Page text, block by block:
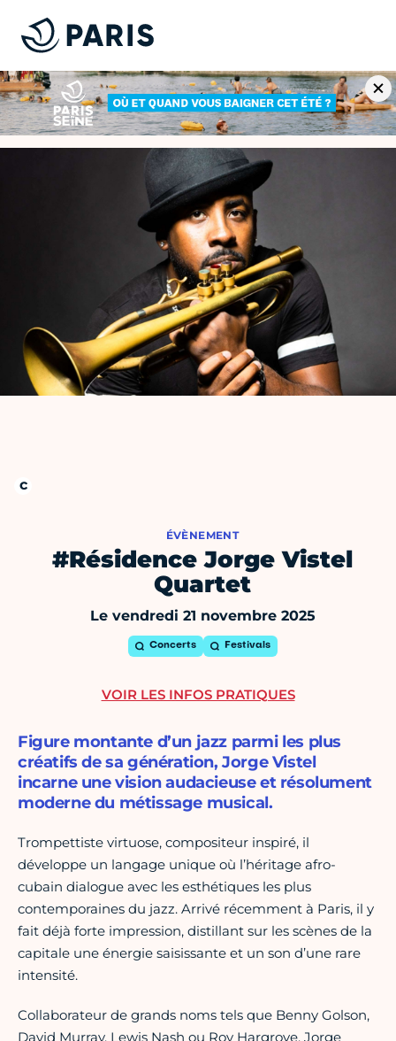
ÉVÈNEMENT
#Résidence Jorge Vistel
Quartet
Le vendredi 21 novembre 2025
Concerts Festivals
Figure montante d’un jazz parmi les plus
créatifs de sa génération, Jorge Vistel
incarne une vision audacieuse et résolument
moderne du métissage musical.
Trompettiste virtuose, compositeur inspiré, il
développe un langage unique où l’héritage afro-
cubain dialogue avec les esthétiques les plus
contemporaines du jazz. Arrivé récemment à Paris, il y
fait déjà forte impression, distillant sur les scènes de la
capitale une énergie saisissante et un son d’une rare
intensité.
Collaborateur de grands noms tels que Benny Golson,
David Murray, Lewis Nash ou Roy Hargrove, Jorge
VOIR LES INFOS PRATIQUES